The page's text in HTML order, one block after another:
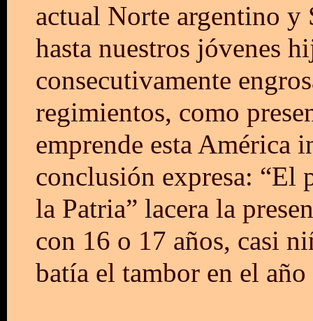
actual Norte argentino
hasta nuestros jóvenes
consecutivamente
regimientos, como
emprende esta América
conclusión expresa: “El
la Patria” lacera la
con 16 o 17 años, casi
batía el tambor en el